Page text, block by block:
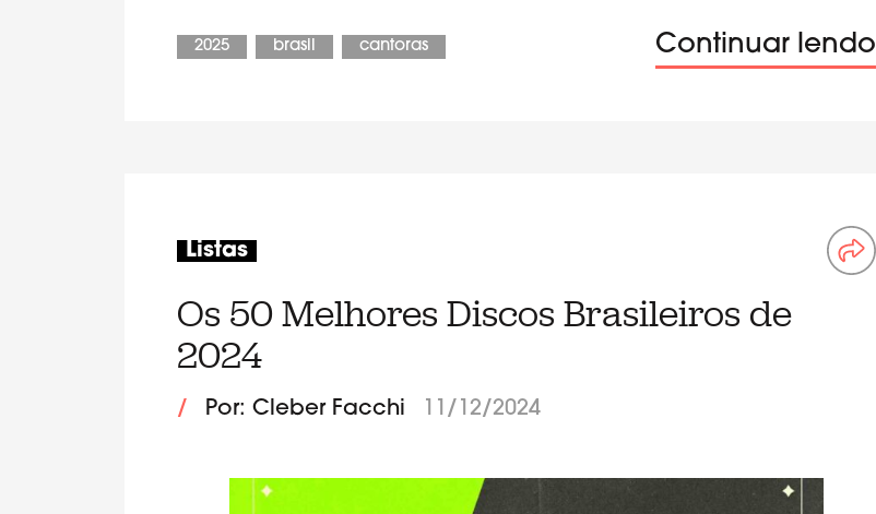
2025 brasil cantoras Continuar lendo
Listas
Os 50 Melhores Discos Brasileiros de
2024
/ Por: Cleber Facchi 11/12/2024